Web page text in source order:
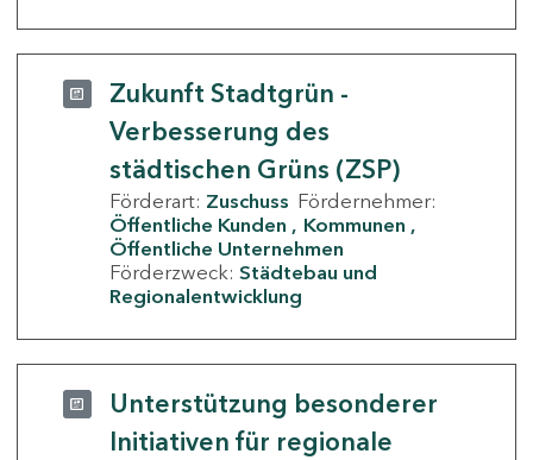
Zukunft Stadtgrün -
Verbesserung des
städtischen Grüns (ZSP)
Förderart: Zuschuss Fördernehmer:
Öffentliche Kunden
Kommunen
Öffentliche Unternehmen
Förderzweck: Städtebau und
Regionalentwicklung
Unterstützung besonderer
Initiativen für regionale